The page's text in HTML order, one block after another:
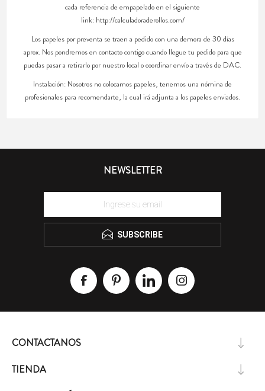
cada referencia de empapelado en el siguiente
link: http://calculadoraderollos.com/
Los papeles por preventa se traen a pedido con una demora de 30 días
aprox. Nos pondremos en contacto contigo cuando llegue tu pedido para que
puedas pasar a retirarlo por nuestro local o coordinar envío a través de DAC.
Instalación: Nosotros no colocamos papeles, tenemos una nómina de
profesionales para recomendarte, la cual irá adjunta a los papeles enviados.
NEWSLETTER
SUBSCRIBE
CONTACTANOS
TIENDA